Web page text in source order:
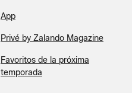
App
Privé by Zalando Magazine
Favoritos de la próxima
temporada